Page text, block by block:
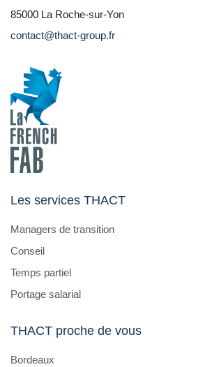
85000 La Roche-sur-Yon
contact@thact-group.fr
Les services THACT
Managers de transition
Conseil
Temps partiel
Portage salarial
THACT proche de vous
Bordeaux